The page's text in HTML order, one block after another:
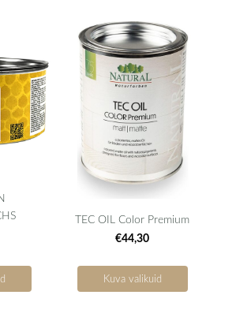
TEC OIL Color Premium
€44,30
Kuva valikuid